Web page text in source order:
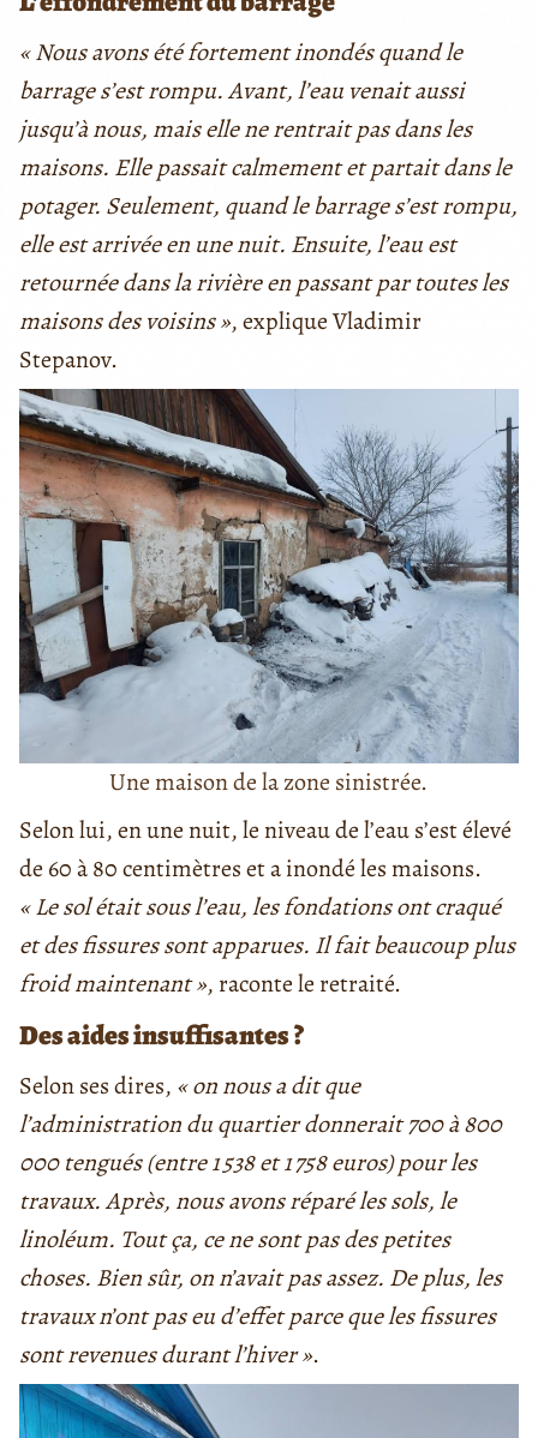
« Nous avons été fortement inondés quand le
barrage s’est rompu. Avant, l’eau venait aussi
jusqu’à nous, mais elle ne rentrait pas dans les
maisons. Elle passait calmement et partait dans le
potager. Seulement, quand le barrage s’est rompu,
elle est arrivée en une nuit. Ensuite, l’eau est
retournée dans la rivière en passant par toutes les
maisons des voisins », explique Vladimir
Stepanov.
Une maison de la zone sinistrée.
Selon lui, en une nuit, le niveau de l’eau s’est élevé
de 60 à 80 centimètres et a inondé les maisons.
« Le sol était sous l’eau, les fondations ont craqué
et des fissures sont apparues. Il fait beaucoup plus
froid maintenant », raconte le retraité.
Des aides insuffisantes ?
Selon ses dires, « on nous a dit que
l’administration du quartier donnerait 700 à 800
000 tengués (entre1 538et1 758 euros)pour les
travaux. Après, nous avons réparé les sols, le
linoléum. Tout ça, ce ne sont pas des petites
choses. Bien sûr, on n’avait pas assez. De plus, les
travaux n’ont pas eu d’effet parce que les fissures
sont revenues durant l’hiver ».